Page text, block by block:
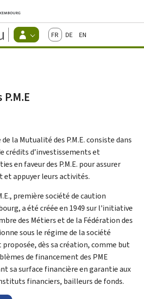
au menu principal
Aller au contenu
Guichet.lu
Changer
d'espace
FrançaisDeutschEnglish
la Mutualité des P.M.E.consiste dans
crédits d’investissements et
en faveur des P.M.E. pour assurer
et appuyer leurs activités.
première société de caution
a été créée en 1949 sur l'initiative
des Métiers et de la Fédération des
sous le régime de la société
dès sa création, comme but
de financement des PME
sa surface financière en garantie aux
financiers, bailleurs de fonds.